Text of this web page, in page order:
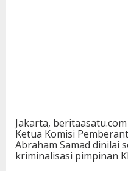
Jakarta,
Ketua Komisi
Abraham Samad dinilai
kriminalisasi pimpinan